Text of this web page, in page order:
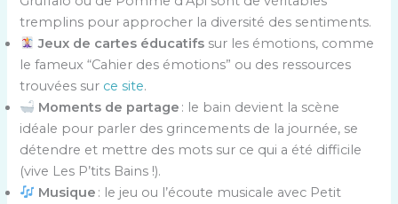
tremplins pour approcher la diversité des sentiments.
Jeux de cartes éducatifs sur les émotions, comme
le fameux “Cahier des émotions” ou des ressources
trouvées sur ce site.
Moments de partage : le bain devient la scène
idéale pour parler des grincements de la journée, se
détendre et mettre des mots sur ce qui a été difficile
(vive Les P’tits Bains !).
Musique : le jeu ou l’écoute musicale avec Petit